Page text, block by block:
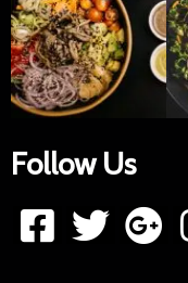
Follow Us